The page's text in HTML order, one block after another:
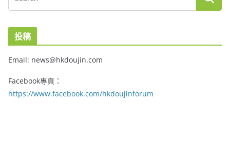
投稿
Email: news@hkdoujin.com
Facebook專頁：
https://www.facebook.com/hkdoujinforum